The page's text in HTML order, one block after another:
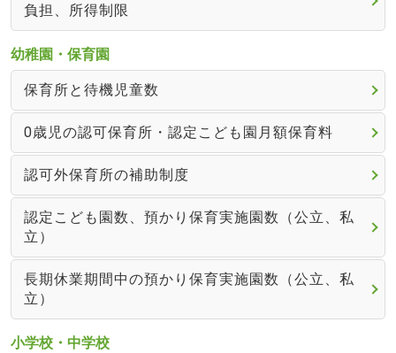
負担、所得制限
幼稚園・保育園
保育所と待機児童数
0歳児の認可保育所・認定こども園月額保育料
認可外保育所の補助制度
認定こども園数、預かり保育実施園数（公立、私
立）
長期休業期間中の預かり保育実施園数（公立、私
立）
小学校・中学校